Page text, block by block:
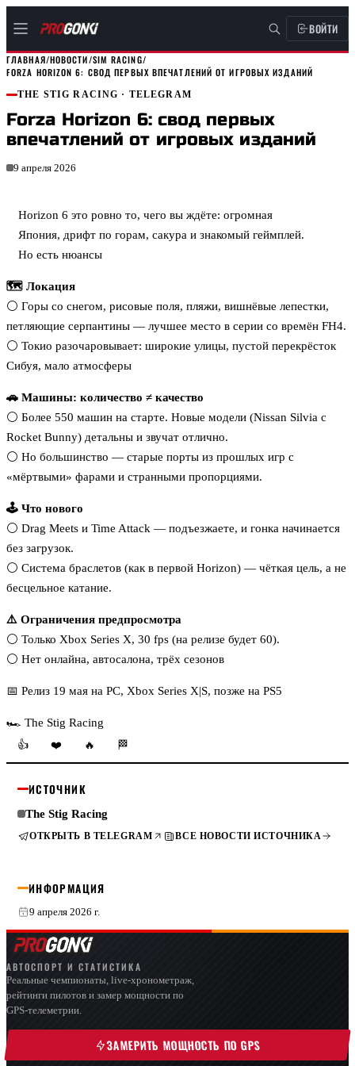
ВОЙТИ
ГЛАВНАЯ/НОВОСТИ/SIM RACING/
FORZA HORIZON 6: СВОД ПЕРВЫХ ВПЕЧАТЛЕНИЙ ОТ ИГРОВЫХ ИЗДАНИЙ
THE STIG RACING · TELEGRAM
Forza Horizon 6: свод первых
впечатлений от игровых изданий
9 апреля 2026
Horizon 6 это ровно то, чего вы ждёте: огромная
Япония, дрифт по горам, сакура и знакомый геймплей.
Но есть нюансы
🗺 Локация
⚪️ Горы со снегом, рисовые поля, пляжи, вишнёвые лепестки,
петляющие серпантины — лучшее место в серии со времён FH4.
⚪️ Токио разочаровывает: широкие улицы, пустой перекрёсток
Сибуя, мало атмосферы
🚗 Машины: количество ≠ качество
⚪️ Более 550 машин на старте. Новые модели (Nissan Silvia с
Rocket Bunny) детальны и звучат отлично.
⚪️ Но большинство — старые порты из прошлых игр с
«мёртвыми» фарами и странными пропорциями.
🕹 Что нового
⚪️ Drag Meets и Time Attack — подъезжаете, и гонка начинается
без загрузок.
⚪️ Система браслетов (как в первой Horizon) — чёткая цель, а не
бесцельное катание.
⚠️ Ограничения предпросмотра
⚪️ Только Xbox Series X, 30 fps (на релизе будет 60).
⚪️ Нет онлайна, автосалона, трёх сезонов
📅 Релиз 19 мая на PC, Xbox Series X|S, позже на PS5
🏎 The Stig Racing
👍
❤️ 🔥 🏁
ИСТОЧНИК
The Stig Racing
ОТКРЫТЬ В TELEGRAM ВСЕ НОВОСТИ ИСТОЧНИКА
ИНФОРМАЦИЯ
9 апреля 2026 г.
АВТОСПОРТ И СТАТИСТИКА
Реальные чемпионаты, live-хронометраж,
рейтинги пилотов и замер мощности по
GPS-телеметрии.
ЗАМЕРИТЬ МОЩНОСТЬ ПО GPS